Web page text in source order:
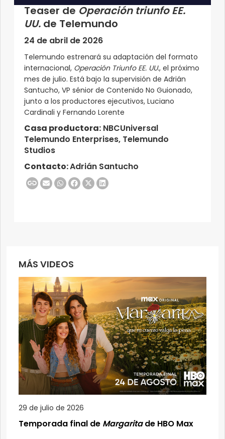
Teaser de Operación triunfo EE.
UU. de Telemundo
24 de abril de 2026
Telemundo estrenará su adaptación del formato
internacional, Operación Triunfo EE. UU., el próximo
mes de julio. Está bajo la supervisión de Adrián
Santucho, VP sénior de Contenido No Guionado,
junto a los productores ejecutivos, Luciano
Cardinali y Fernando Lorente
Casa productora: NBCUniversal
Telemundo Enterprises, Telemundo
Studios
Contacto:Adrián Santucho
MÁS VIDEOS
29 de julio de 2026
Temporada final de Margaritade HBO Max